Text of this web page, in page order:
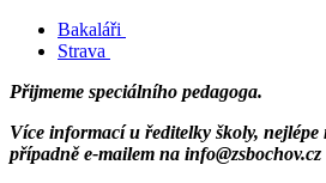
Bakaláři
Strava
Přijmeme speciálního pedagoga.
Více informací u ředitelky školy, nejlépe
případně e-mailem na info@zsbochov.cz